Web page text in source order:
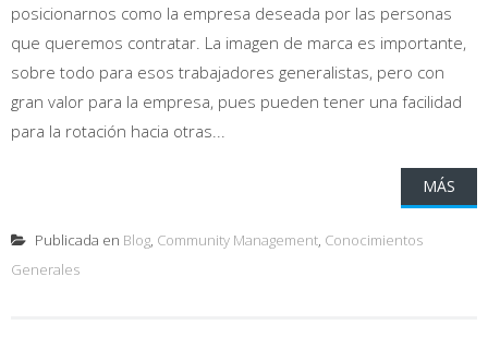
posicionarnos como la empresa deseada por las personas
que queremos contratar. La imagen de marca es importante,
sobre todo para esos trabajadores generalistas, pero con
gran valor para la empresa, pues pueden tener una facilidad
para la rotación hacia otras...
MÁS
Publicada en Blog, Community Management, Conocimientos
Generales